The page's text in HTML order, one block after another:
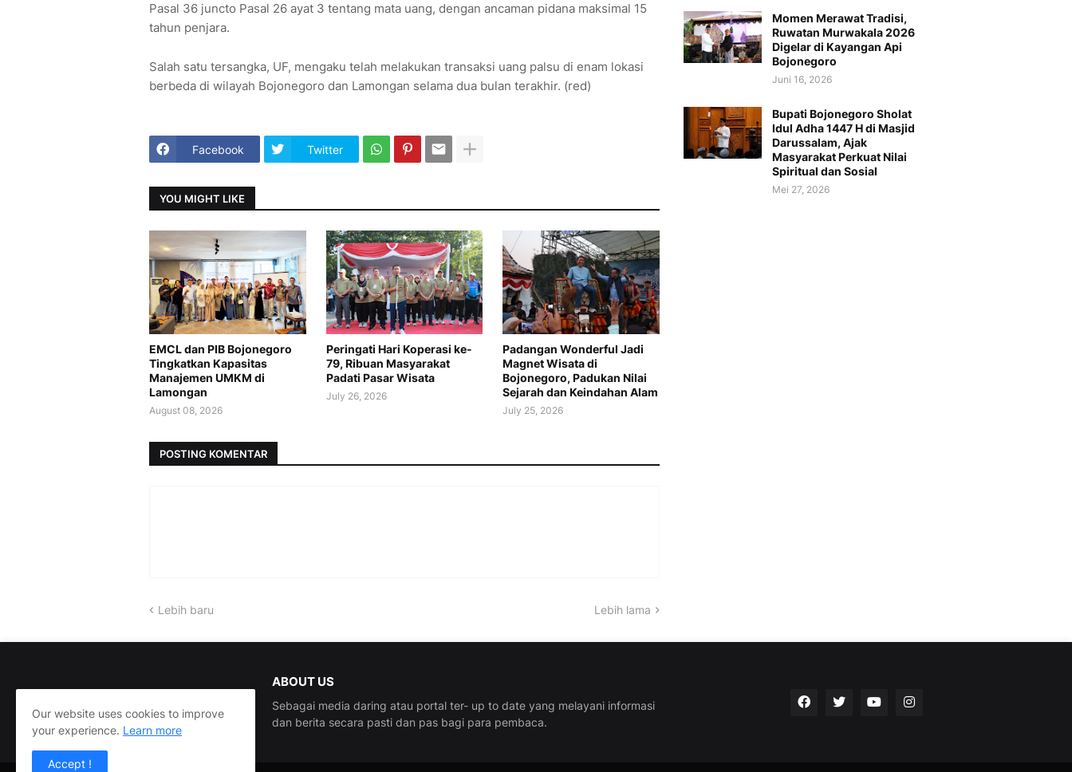
Pasal 36 juncto Pasal 26 ayat 3 tentang mata uang, dengan ancaman pidana maksimal 15
tahun penjara.
Salah satu tersangka, UF, mengaku telah melakukan transaksi uang palsu di enam lokasi
berbeda di wilayah Bojonegoro dan Lamongan selama dua bulan terakhir. (red)
Facebook Twitter
YOU MIGHT LIKE
EMCL dan PIB Bojonegoro
Tingkatkan Kapasitas
Manajemen UMKM di
Lamongan
August 08, 2026
Peringati Hari Koperasi ke-
79, Ribuan Masyarakat
Padati Pasar Wisata
July 26, 2026
Padangan Wonderful Jadi
Magnet Wisata di
Bojonegoro, Padukan Nilai
Sejarah dan Keindahan Alam
July 25, 2026
POSTING KOMENTAR
Lebih baru Lebih lama
Momen Merawat Tradisi,
Ruwatan Murwakala 2026
Digelar di Kayangan Api
Bojonegoro
Juni 16, 2026
Bupati Bojonegoro Sholat
Idul Adha 1447 H di Masjid
Darussalam, Ajak
Masyarakat Perkuat Nilai
Spiritual dan Sosial
Mei 27, 2026
ABOUT US
Sebagai media daring atau portal ter- up to date yang melayani informasi
dan berita secara pasti dan pas bagi para pembaca.
Our website uses cookies to improve
your experience. Learn more
Accept !